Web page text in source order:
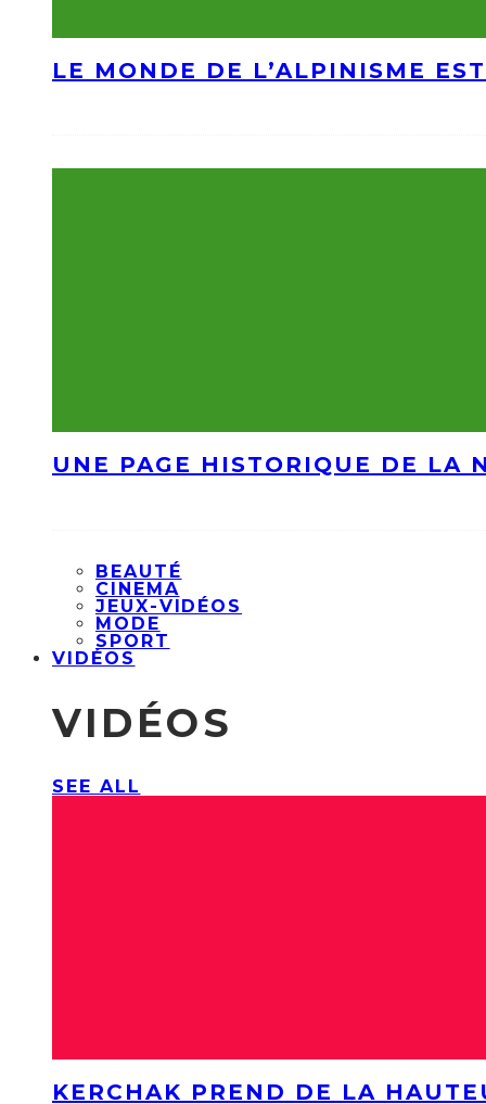
LE MONDE DE L’ALPINISME
UNE PAGE HISTORIQUE DE LA
BEAUTÉ
CINEMA
JEUX-VIDÉOS
MODE
SPORT
VIDÉOS
VIDÉOS
SEE ALL
KERCHAK PREND DE LA